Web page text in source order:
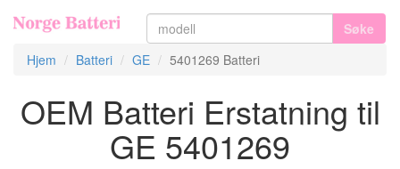
Søke
Hjem
Batteri GE 5401269 Batteri
OEM Batteri Erstatning til
GE 5401269